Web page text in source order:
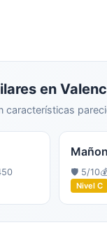
en
características
🛡️ 5/10
Nivel C